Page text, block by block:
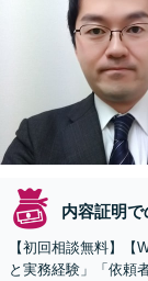
内容証明
【初回相談無料】
と実務経験」「依頼